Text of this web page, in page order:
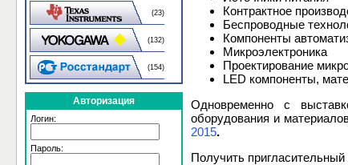
(23)
(132)
(154)
Авторизация
Логин:
Пароль:
Контрактное
Беспроводные
Компоненты
Микроэлектроника
Проектирование
LED компоненты,
Одновременно с
оборудования и
2015.
Получить